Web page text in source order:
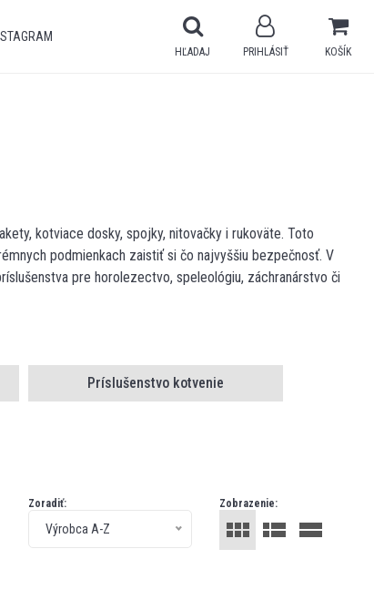
KOŠÍK
PRIHLÁSIŤ
HĽADAJ
kotviace dosky, spojky, nitovačky i rukoväte. Toto
podmienkach zaistiť si čo najvyššiu bezpečnosť. V
pre horolezectvo, speleológiu, záchranárstvo či
Príslušenstvo kotvenie
Zobrazenie:
Zoradiť:
Výrobca A-Z